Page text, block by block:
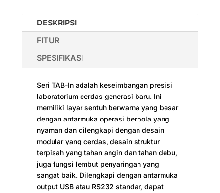
DESKRIPSI
FITUR
SPESIFIKASI
Seri TAB-In adalah keseimbangan presisi
laboratorium cerdas generasi baru. Ini
memiliki layar sentuh berwarna yang besar
dengan antarmuka operasi berpola yang
nyaman dan dilengkapi dengan desain
modular yang cerdas, desain struktur
terpisah yang tahan angin dan tahan debu,
juga fungsi lembut penyaringan yang
sangat baik. Dilengkapi dengan antarmuka
output USB atau RS232 standar, dapat